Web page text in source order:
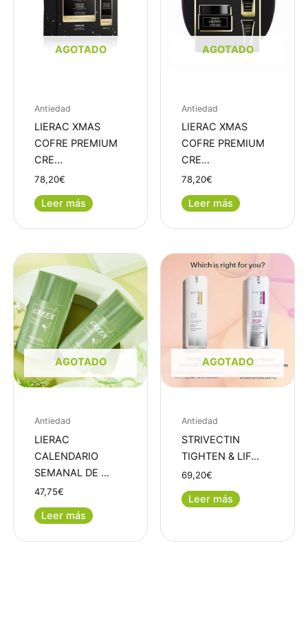
AGOTADO
Antiedad
LIERAC XMAS
COFRE PREMIUM
CRE…
78,20€
Leer más
AGOTADO
Antiedad
LIERAC XMAS
COFRE PREMIUM
CRE…
78,20€
Leer más
AGOTADO
Antiedad
LIERAC
CALENDARIO
SEMANAL DE …
47,75€
Leer más
AGOTADO
Antiedad
STRIVECTIN
TIGHTEN & LIF…
69,20€
Leer más